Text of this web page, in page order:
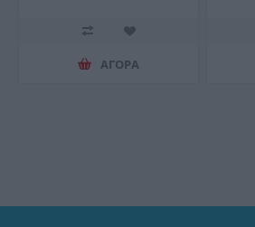
ΑΓΟΡΑ